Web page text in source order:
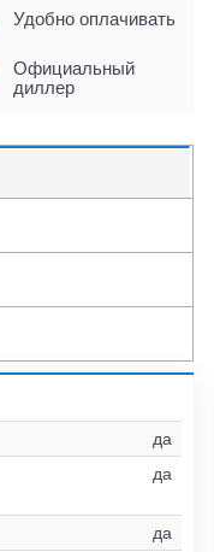
Удобно оплачивать
Официальный
диллер
да
да
да